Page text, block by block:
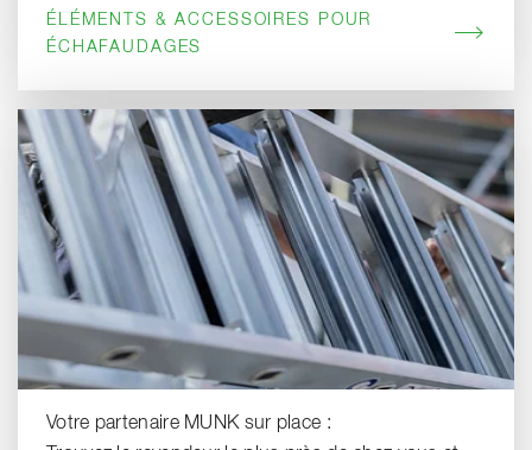
ÉLÉMENTS & ACCESSOIRES POUR
ÉCHAFAUDAGES
Votre partenaire MUNK sur place :